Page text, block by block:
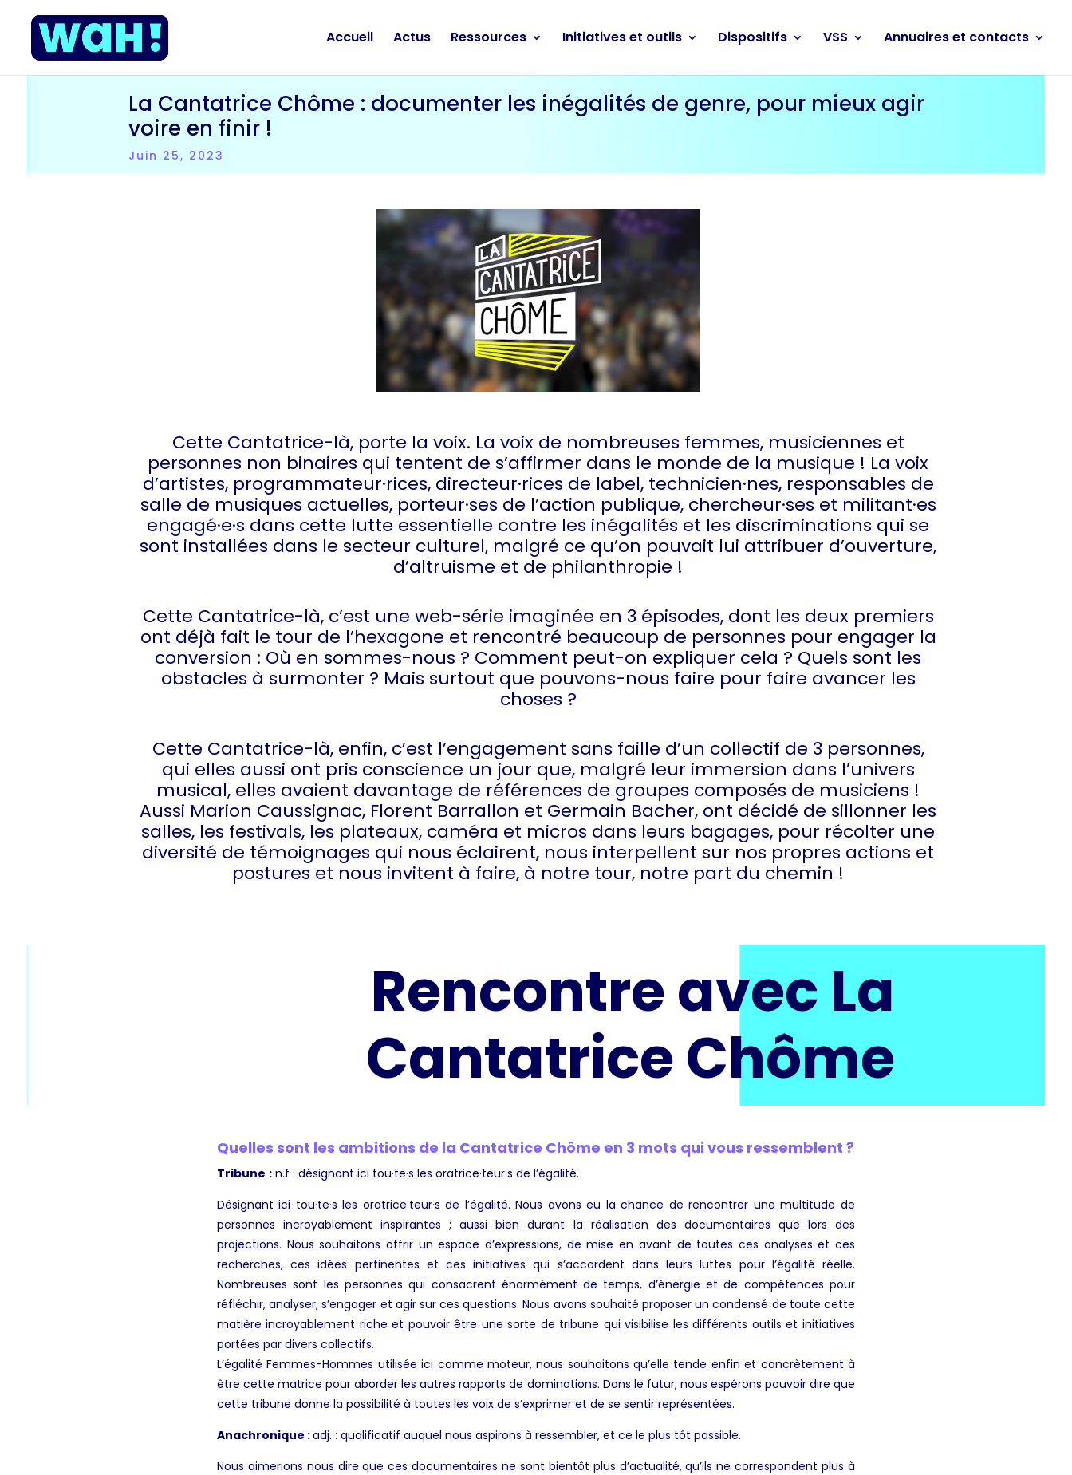
Accueil Actus Ressources Initiatives et outils Dispositifs VSS Annuaires et contacts
La Cantatrice Chôme : documenter les inégalités de genre, pour mieux agir
voire en finir !
Juin 25, 2023
Cette Cantatrice-là, porte la voix. La voix de nombreuses femmes, musiciennes et
personnes non binaires qui tentent de s’affirmer dans le monde de la musique ! La voix
d’artistes, programmateur·rices, directeur·rices de label, technicien·nes, responsables de
salle de musiques actuelles, porteur·ses de l’action publique, chercheur·ses et militant·es
engagé·e·s dans cette lutte essentielle contre les inégalités et les discriminations qui se
sont installées dans le secteur culturel, malgré ce qu’on pouvait lui attribuer d’ouverture,
d’altruisme et de philanthropie !
Cette Cantatrice-là, c’est une web-série imaginée en 3 épisodes, dont les deux premiers
ont déjà fait le tour de l’hexagone et rencontré beaucoup de personnes pour engager la
conversion : Où en sommes-nous ? Comment peut-on expliquer cela ? Quels sont les
obstacles à surmonter ? Mais surtout que pouvons-nous faire pour faire avancer les
choses ?
Cette Cantatrice-là, enfin, c’est l’engagement sans faille d’un collectif de 3 personnes,
qui elles aussi ont pris conscience un jour que, malgré leur immersion dans l’univers
musical, elles avaient davantage de références de groupes composés de musiciens !
Aussi Marion Caussignac, Florent Barrallon et Germain Bacher, ont décidé de sillonner les
salles, les festivals, les plateaux, caméra et micros dans leurs bagages, pour récolter une
diversité de témoignages qui nous éclairent, nous interpellent sur nos propres actions et
postures et nous invitent à faire, à notre tour, notre part du chemin !
Rencontre avec La
Cantatrice Chôme
Quelles sont les ambitions de la Cantatrice Chôme en 3 mots qui vous ressemblent ?
Tribune :n.f : désignant ici tou·te·s les oratrice·teur·s de l’égalité.
Désignant ici tou·te·s les oratrice·teur·s de l’égalité. Nous avons eu la chance de rencontrer une multitude de
personnes incroyablement inspirantes ; aussi bien durant la réalisation des documentaires que lors des
projections. Nous souhaitons offrir un espace d’expressions, de mise en avant de toutes ces analyses et ces
recherches, ces idées pertinentes et ces initiatives qui s’accordent dans leurs luttes pour l’égalité réelle.
Nombreuses sont les personnes qui consacrent énormément de temps, d’énergie et de compétences pour
réfléchir, analyser, s’engager et agir sur ces questions. Nous avons souhaité proposer un condensé de toute cette
matière incroyablement riche et pouvoir être une sorte de tribune qui visibilise les différents outils et initiatives
portées par divers collectifs.
L’égalité Femmes-Hommes utilisée ici comme moteur, nous souhaitons qu’elle tende enfin et concrètement à
être cette matrice pour aborder les autres rapports de dominations. Dans le futur, nous espérons pouvoir dire que
cette tribune donne la possibilité à toutes les voix de s’exprimer et de se sentir représentées.
Anachronique :adj. : qualificatif auquel nous aspirons à ressembler, et ce le plus tôt possible.
Nous aimerions nous dire que ces documentaires ne sont bientôt plus d’actualité, qu’ils ne correspondent plus à